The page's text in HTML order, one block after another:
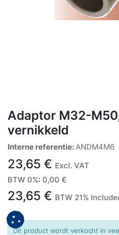
Adaptor M32-
vernikkeld
Interne referentie: ANDM4M6
23,65 € Excl. VAT
BTW 0%: 0,00 €
23,65 € BTW 21%
Dit product wordt verkocht in